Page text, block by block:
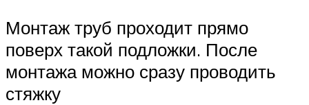
Монтаж труб проходит прямо
поверх такой подложки. После
монтажа можно сразу проводить
стяжку